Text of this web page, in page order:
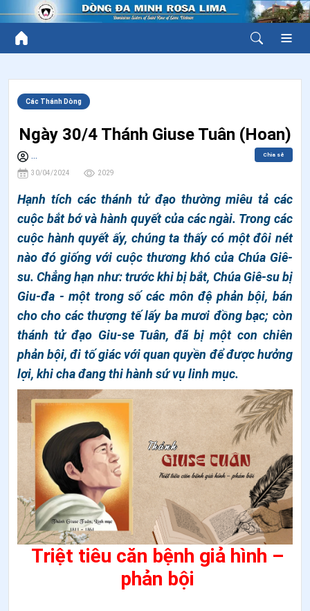
Các Thánh Dòng
Ngày 30/4 Thánh Giuse Tuân (Hoan)
...
30/04/2024 2029
Chia sẻ
Hạnh tích các thánh tử đạo thường miêu tả các
cuộc bắt bớ và hành quyết của các ngài. Trong các
cuộc hành quyết ấy, chúng ta thấy có một đôi nét
nào đó giống với cuộc thương khó của Chúa Giê-
su. Chẳng hạn như: trước khi bị bắt, Chúa Giê-su bị
Giu-đa - một trong số các môn đệ phản bội, bán
cho cho các thượng tế lấy ba mươi đồng bạc; còn
thánh tử đạo Giu-se Tuân, đã bị một con chiên
phản bội, đi tố giác với quan quyền để được hưởng
lợi, khi cha đang thi hành sứ vụ linh mục.
Triệt tiêu căn bệnh giả hình –
phản bội